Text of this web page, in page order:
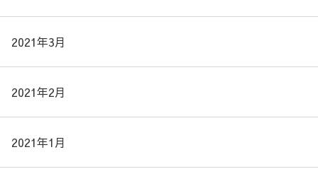
2021年3月
2021年2月
2021年1月